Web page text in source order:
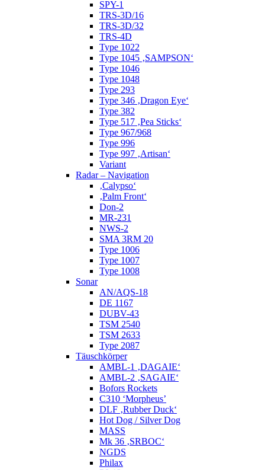
SPY-1
TRS-3D/16
TRS-3D/32
TRS-4D
Type 1022
Type 1045 ‚SAMPSON‘
Type 1046
Type 1048
Type 293
Type 346 ‚Dragon Eye‘
Type 382
Type 517 ‚Pea Sticks‘
Type 967/968
Type 996
Type 997 ‚Artisan‘
Variant
Radar – Navigation
‚Calypso‘
‚Palm Front‘
Don-2
MR-231
NWS-2
SMA 3RM 20
Type 1006
Type 1007
Type 1008
Sonar
AN/AQS-18
DE 1167
DUBV-43
TSM 2540
TSM 2633
Type 2087
Täuschkörper
AMBL-1 ‚DAGAIE‘
AMBL-2 ‚SAGAIE‘
Bofors Rockets
C310 ‘Morpheus’
DLF ‚Rubber Duck‘
Hot Dog / Silver Dog
MASS
Mk 36 ‚SRBOC‘
NGDS
Philax